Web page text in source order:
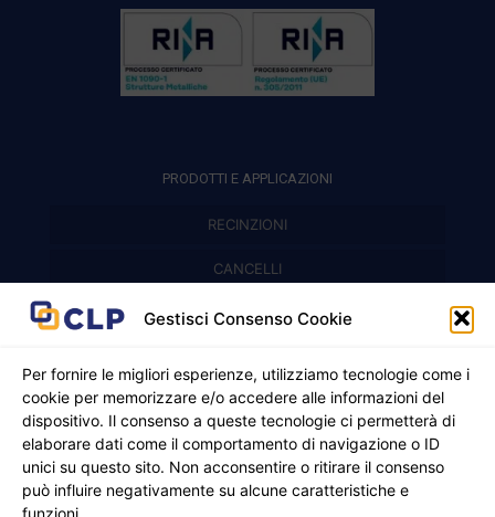
Gestisci Consenso Cookie
Per fornire le migliori esperienze, utilizziamo tecnologie come i
cookie per memorizzare e/o accedere alle informazioni del
dispositivo. Il consenso a queste tecnologie ci permetterà di
elaborare dati come il comportamento di navigazione o ID
unici su questo sito. Non acconsentire o ritirare il consenso
può influire negativamente su alcune caratteristiche e
funzioni.
PRODOTTI E APPLICAZIONI
RECINZIONI
Recinzioni modulari
Recinzioni a pannelli
CANCELLI
Cancelli prefabbricati
Cancelli in ferro battuto
Cancelli a due ante
Cancelli scorrevoli
APPLICAZIONI
Griglie e chiusini
Inferriate
Nicchie per gas ed elettricità
© 2021 - 2026 CLP SRLS All Rights Reserved.
CF e P. IVA 05130250235 | Sede legale Via Alessandro